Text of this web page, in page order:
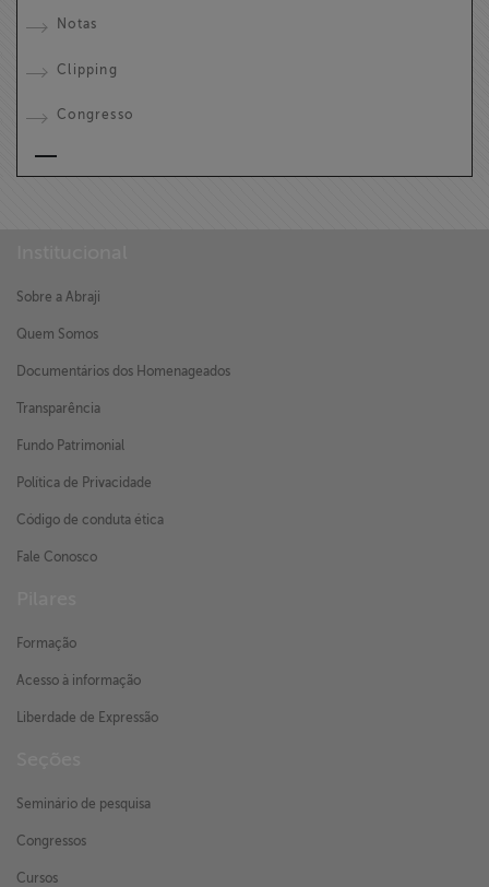
Notas
Clipping
Congresso
Sobre a Abraji
Quem Somos
Documentários dos Homenageados
Transparência
Fundo Patrimonial
Política de Privacidade
Código de conduta ética
Fale Conosco
Formação
Acesso à informação
Liberdade de Expressão
Seminário de pesquisa
Congressos
Cursos